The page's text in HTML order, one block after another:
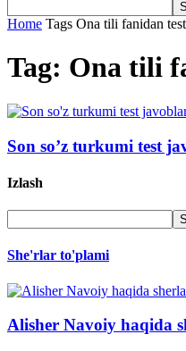
Home Tags Ona tili fanidan test
Tag: Ona tili
Son so’z turkumi test
Izlash
She'rlar to'plami
Alisher Navoiy haqida